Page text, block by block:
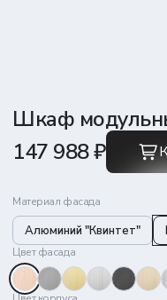
Шкаф
147 988 ₽
Материал фасада
Алюминий "Квинтет"
Цвет фасада